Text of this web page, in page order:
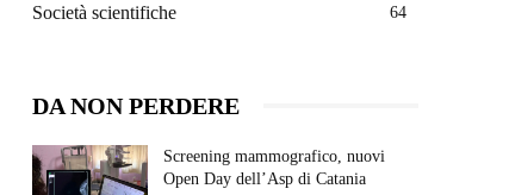
Società scientifiche 64
DA NON PERDERE
Screening mammografico, nuovi
Open Day dell’Asp di Catania